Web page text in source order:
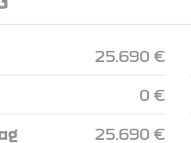
25.690 €
0 €
25.690 €